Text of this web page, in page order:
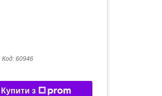
Код: 60946
Купити з